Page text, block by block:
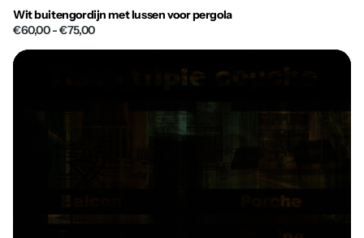
Wit buitengordijn met lussen voor pergola
€60,00- €75,00